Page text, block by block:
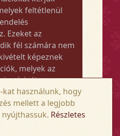
feltétlenül
Ezeket az
fél számára nem
képeznek
melyek az
vagy
termék
az 50.000 Ft-ot,
használunk, hogy
mellett a legjobb
Részletes